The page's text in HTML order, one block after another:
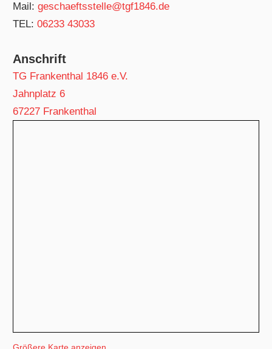
Mail:geschaeftsstelle@tgf1846.de
TEL:06233 43033
Anschrift
TG Frankenthal 1846 e.V.
Jahnplatz 6
67227 Frankenthal